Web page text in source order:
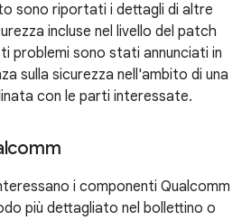
sono riportati i dettagli di altre
incluse nel livello del patch
problemi sono stati annunciati in
sulla sicurezza nell'ambito di una
con le parti interessate.
i componenti Qualcomm
più dettagliato nel bollettino o